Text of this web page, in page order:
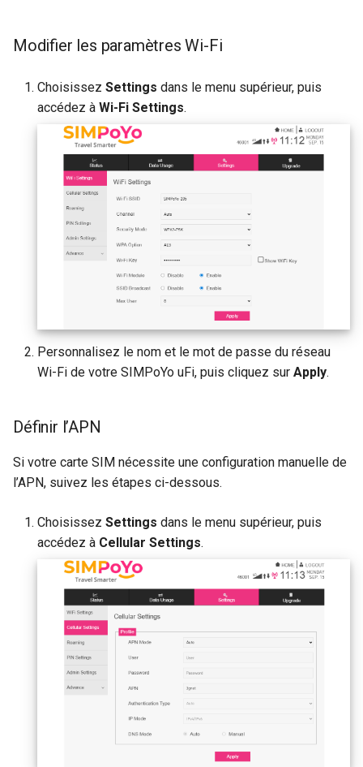
Modifier les paramètres Wi-Fi
Choisissez Settings dans le menu supérieur, puis
accédez à Wi-Fi Settings.
Personnalisez le nom et le mot de passe du réseau
Wi-Fi de votre SIMPoYo uFi, puis cliquez sur Apply.
Définir l’APN
Si votre carte SIM nécessite une configuration manuelle de
l’APN, suivez les étapes ci-dessous.
Choisissez Settings dans le menu supérieur, puis
accédez à Cellular Settings.